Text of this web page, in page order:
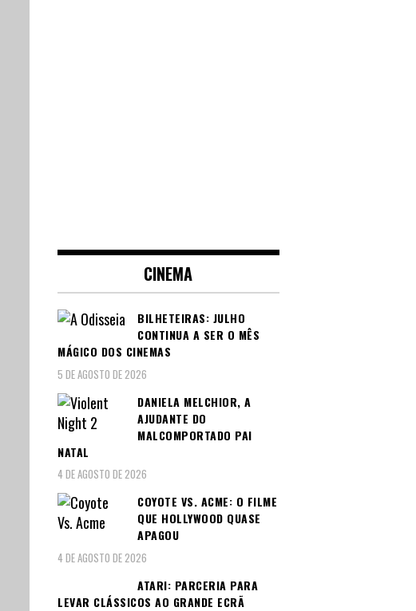
CINEMA
BILHETEIRAS: JULHO
CONTINUA A SER O MÊS
MÁGICO DOS CINEMAS
5 DE AGOSTO DE 2026
DANIELA MELCHIOR, A
AJUDANTE DO
MALCOMPORTADO PAI
NATAL
4 DE AGOSTO DE 2026
COYOTE VS. ACME: O FILME
QUE HOLLYWOOD QUASE
APAGOU
4 DE AGOSTO DE 2026
ATARI: PARCERIA PARA
LEVAR CLÁSSICOS AO GRANDE ECRÃ